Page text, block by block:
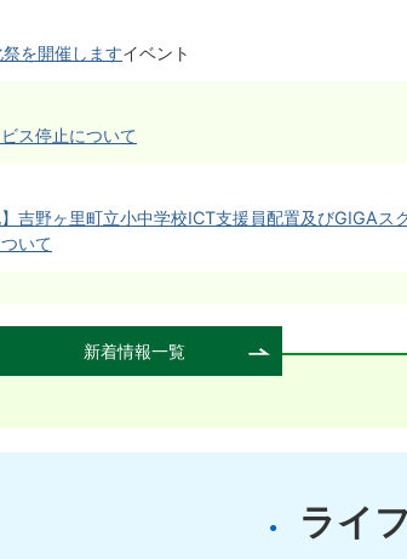
を開催しますイベント
ス停止について
】吉野ヶ里町立小中学校ICT支援員配置及びGIGAス
いて
令和8年8月1日）
新着情報一覧
ライ